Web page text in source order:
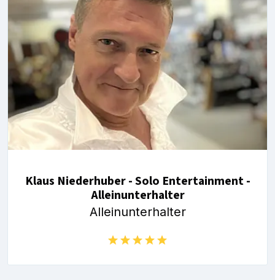
Klaus Niederhuber - Solo Entertainment -
Alleinunterhalter
Alleinunterhalter